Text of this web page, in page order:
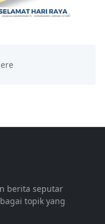
berita seputar
topik yang